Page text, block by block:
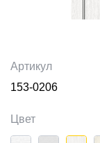
Артикул
153-0206
Цвет